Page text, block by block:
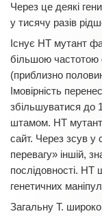
Через це деякі
у тисячу разів
Існує HT мутант
більшою частотою
(приблизно
Імовірність
збільшуватися до
штамом. HT мутант
сайт. Через зсув у
перевагу» іншій,
послідовності.
генетичних
Загальну Т.